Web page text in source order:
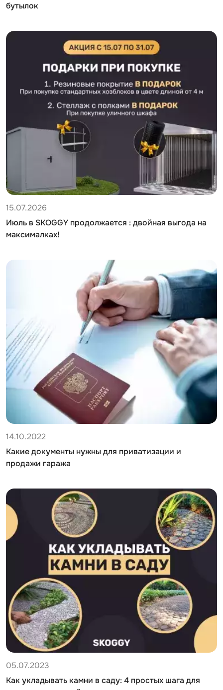
бутылок
15.07.2026
Июль в SKOGGY продолжается : двойная выгода на
максималках!
14.10.2022
Какие документы нужны для приватизации и
продажи гаража
05.07.2023
Как укладывать камни в саду: 4 простых шага для